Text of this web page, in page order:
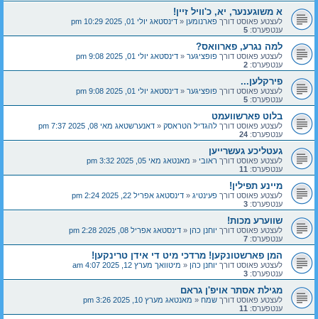
א משוגענער, יא, כ'וויל זיין!
לעצטע פאוסט דורך פארנומען « דינסטאג יולי 01, 2025 10:29 pm
ענטפערס: 5
למה נגרע, פארוואס?
לעצטע פאוסט דורך פופציגער « דינסטאג יולי 01, 2025 9:08 pm
ענטפערס: 2
פירקלען...
לעצטע פאוסט דורך פופציגער « דינסטאג יולי 01, 2025 9:08 pm
ענטפערס: 5
בלוט פארשוועמט
לעצטע פאוסט דורך להגדיל הטראסק « דאנערשטאג מאי 08, 2025 7:37 pm
ענטפערס: 24
געטליכע געשרייען
לעצטע פאוסט דורך ראובי « מאנטאג מאי 05, 2025 3:32 pm
ענטפערס: 11
מיינע תפילין!
לעצטע פאוסט דורך פעינטיג « דינסטאג אפריל 22, 2025 2:24 pm
ענטפערס: 3
שווערע מכות!
לעצטע פאוסט דורך יוחנן כהן « דינסטאג אפריל 08, 2025 2:28 pm
ענטפערס: 7
המן פארשטונקען! מרדכי מיט די אידן טרינקען!
לעצטע פאוסט דורך יוחנן כהן « מיטוואך מערץ 12, 2025 4:07 am
ענטפערס: 3
מגילת אסתר אויפ'ן גראם
לעצטע פאוסט דורך שמח « מאנטאג מערץ 10, 2025 3:26 pm
ענטפערס: 11